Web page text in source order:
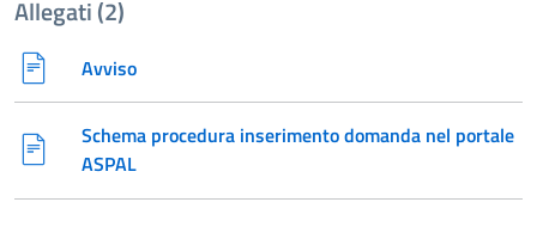
Allegati (2)
Avviso
Schema procedura inserimento domanda nel portale
ASPAL